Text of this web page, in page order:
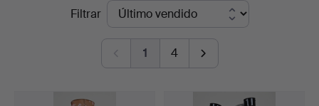
ThörnerFiltrar
1 4